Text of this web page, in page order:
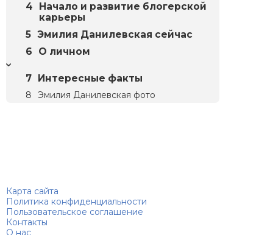
Начало и развитие блогерской
карьеры
Эмилия Данилевская сейчас
О личном
Интересные факты
Эмилия Данилевская фото
Карта сайта
Политика конфиденциальности
Пользовательское соглашение
Контакты
О нас